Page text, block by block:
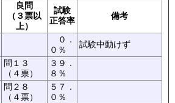
良問
（３票以
上）
試験
正答率
備考
０．
０％
試験中動けず
問１３
（４票）
３９．
８％
問２８
（４票）
５７．
０％